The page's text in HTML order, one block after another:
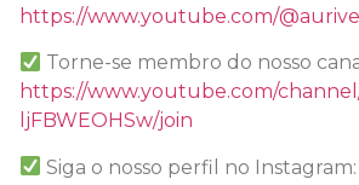
https://www.youtube.com/
Torne-se membro do nosso
https://www.youtube.com/
ljFBWEOHSw/join
Siga o nosso perfil no Instagram: